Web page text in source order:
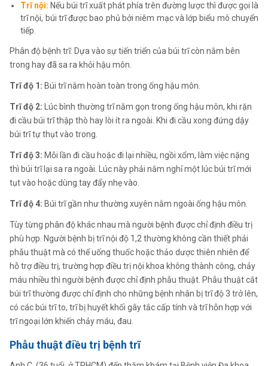
Trĩ nội: Nếu búi trĩ xuất phát phía trên đường lược thì được gọi là
trĩ nội, búi trĩ được bao phủ bởi niêm mạc và lớp biểu mô chuyển
tiếp.
Phân độ bệnh trĩ: Dựa vào sự tiến triển của búi trĩ còn nằm bên
trong hay đã sa ra khỏi hậu môn.
Trĩ độ 1: Búi trĩ nằm hoàn toàn trong ống hậu môn.
Trĩ độ 2: Lúc bình thường trĩ nằm gọn trong ống hậu môn, khi rặn
đi cầu búi trĩ thập thò hay lòi ít ra ngoài. Khi đi cầu xong đứng dậy
búi trĩ tự thụt vào trong.
Trĩ độ 3: Mỗi lần đi cầu hoặc đi lại nhiều, ngồi xổm, làm việc nặng
thì búi trĩ lại sa ra ngoài. Lúc này phải nằm nghỉ một lúc búi trĩ mới
tụt vào hoặc dùng tay đẩy nhẹ vào.
Trĩ độ 4: Búi trĩ gần như thường xuyên nằm ngoài ống hậu môn.
Tùy từng phân độ khác nhau mà người bệnh được chỉ định điều trị
phù hợp. Người bệnh bị trĩ nội độ 1,2 thường không cần thiết phải
phẫu thuật mà có thể uống thuốc hoặc thảo dược thiên nhiên để
hỗ trợ điều trị, trường hợp điều trị nội khoa không thành công, chảy
máu nhiều thì người bệnh được chỉ định phẫu thuật. Phẫu thuật cắt
búi trĩ thường được chỉ định cho những bệnh nhân bị trĩ độ 3 trở lên,
có các búi trĩ to, trĩ bị huyết khối gây tắc cấp tính và trĩ hỗn hợp với
trĩ ngoại lớn khiến chảy máu, đau.
Phẫu thuật điều trị bệnh trĩ